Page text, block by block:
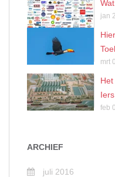
jan
mrt
feb
ARCHIEF
juli 2016